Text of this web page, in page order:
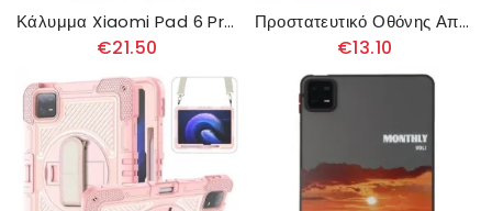
Κάλυμμα Xiaomi Pad 6 Pro Μωβ Χιονισμένο Βουνό
€21.50
Προστατευτικό Οθόνης Από Σκληρυμένο Γυαλί Για Xiaomi Pad 6 / 6 Pro
€13.10